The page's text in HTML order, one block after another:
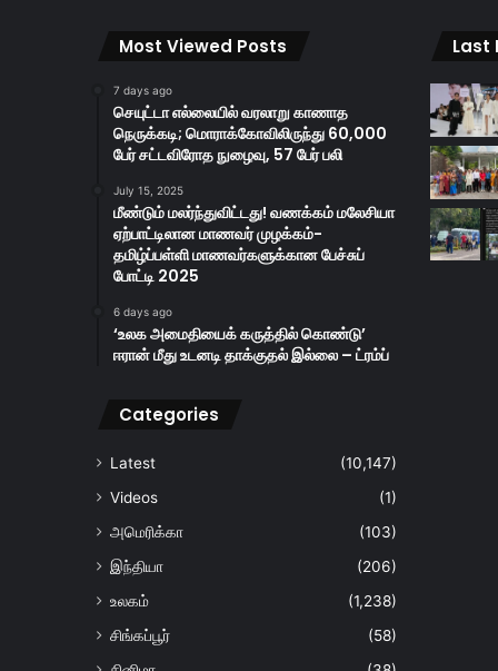
Most Viewed Posts
7 days ago
செயுட்டா எல்லையில் வரலாறு காணாத
நெருக்கடி; மொராக்கோவிலிருந்து 60,000
பேர் சட்டவிரோத நுழைவு, 57 பேர் பலி
July 15, 2025
மீண்டும் மலர்ந்துவிட்டது! வணக்கம் மலேசியா
ஏற்பாட்டிலான மாணவர் முழக்கம்-
தமிழ்ப்பள்ளி மாணவர்களுக்கான பேச்சுப்
போட்டி 2025
6 days ago
‘உலக அமைதியைக் கருத்தில் கொண்டு’
ஈரான் மீது உடனடி தாக்குதல் இல்லை – ட்ரம்ப்
Categories
Latest
(10,147)
Videos
(1)
அமெரிக்கா
(103)
இந்தியா
(206)
உலகம்
(1,238)
சிங்கப்பூர்
(58)
Last